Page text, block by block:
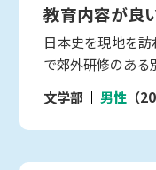
教育内容が良
日本史を現地を
で郊外研修のある
文学部
男性 （